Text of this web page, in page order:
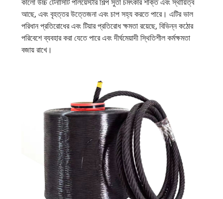
কালো উচ্চ টেনাসিটি পলিয়েস্টার শিল্প সুতা চমৎকার শক্তি এবং স্থায়িত্ব
আছে, এবং বৃহত্তর উত্তেজনা এবং চাপ সহ্য করতে পারে। এটির ভাল
পরিধান প্রতিরোধের এবং টিয়ার প্রতিরোধ ক্ষমতা রয়েছে, বিভিন্ন কঠোর
পরিবেশে ব্যবহার করা যেতে পারে এবং দীর্ঘমেয়াদী স্থিতিশীল কর্মক্ষমতা
বজায় রাখে।